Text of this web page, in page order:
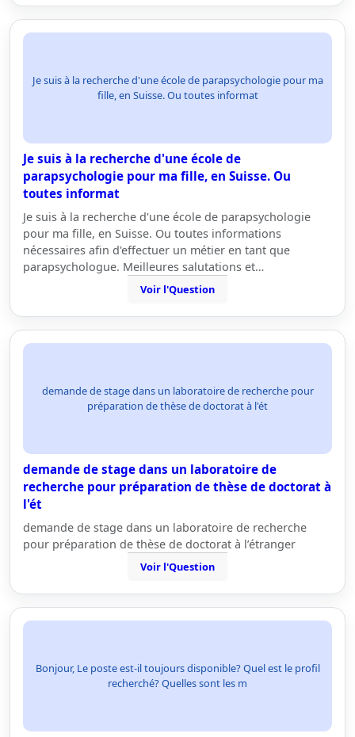
Je suis à la recherche d'une école de parapsychologie pour ma
fille, en Suisse. Ou toutes informat
Je suis à la recherche d'une école de
parapsychologie pour ma fille, en Suisse. Ou
toutes informat
Je suis à la recherche d'une école de parapsychologie
pour ma fille, en Suisse. Ou toutes informations
nécessaires afin d'effectuer un métier en tant que
parapsychologue. Meilleures salutations et…
Voir l'Question
demande de stage dans un laboratoire de recherche pour
préparation de thèse de doctorat à l'ét
demande de stage dans un laboratoire de
recherche pour préparation de thèse de doctorat à
l'ét
demande de stage dans un laboratoire de recherche
pour préparation de thèse de doctorat à l’étranger
Voir l'Question
Bonjour, Le poste est-il toujours disponible? Quel est le profil
recherché? Quelles sont les m